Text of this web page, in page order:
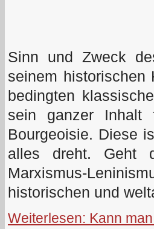
Sinn und Zweck
seinem historischen
bedingten
sein ganzer Inhalt
Bourgeoisie. Diese
alles dreht. Geht
Marxismus-
historischen und
Weiterlesen: Kann